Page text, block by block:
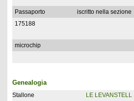
Passaporto iscritto nella sezione
175188
microchip
Genealogia
Stallone
LE LEVANSTELL